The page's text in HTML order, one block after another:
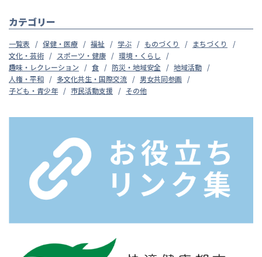
カテゴリー
一覧表 保健・医療 福祉 学ぶ ものづくり
まちづくり
文化・芸術
スポーツ・健康
環境・くらし
趣味・レクレーション
食 防災・地域安全
地域活動
人権・平和
多文化共生・国際交流
男女共同参画
子ども・青少年
市民活動支援 その他